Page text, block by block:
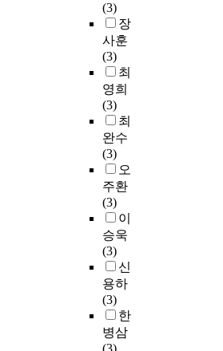
(3)
장
사훈
(3)
최
영희
(3)
최
완수
(3)
오
주환
(3)
이
승욱
(3)
신
용하
(3)
한
병삼